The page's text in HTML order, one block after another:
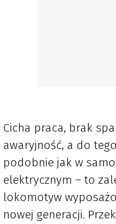
Cicha praca, brak
awaryjność, a do
podobnie jak w
elektrycznym – to
lokomotyw
nowej generacji.